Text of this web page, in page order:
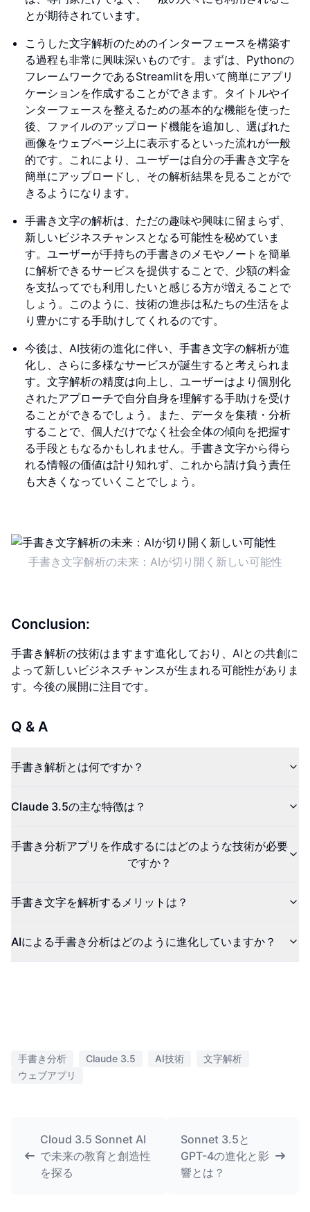
とが期待されています。
こうした文字解析のためのインターフェースを構築す
る過程も非常に興味深いものです。まずは、Pythonの
フレームワークであるStreamlitを用いて簡単にアプリ
ケーションを作成することができます。タイトルやイ
ンターフェースを整えるための基本的な機能を使った
後、ファイルのアップロード機能を追加し、選ばれた
画像をウェブページ上に表示するといった流れが一般
的です。これにより、ユーザーは自分の手書き文字を
簡単にアップロードし、その解析結果を見ることがで
きるようになります。
手書き文字の解析は、ただの趣味や興味に留まらず、
新しいビジネスチャンスとなる可能性を秘めていま
す。ユーザーが手持ちの手書きのメモやノートを簡単
に解析できるサービスを提供することで、少額の料金
を支払ってでも利用したいと感じる方が増えることで
しょう。このように、技術の進歩は私たちの生活をよ
り豊かにする手助けしてくれるのです。
今後は、AI技術の進化に伴い、手書き文字の解析が進
化し、さらに多様なサービスが誕生すると考えられま
す。文字解析の精度は向上し、ユーザーはより個別化
されたアプローチで自分自身を理解する手助けを受け
ることができるでしょう。また、データを集積・分析
することで、個人だけでなく社会全体の傾向を把握す
る手段ともなるかもしれません。手書き文字から得ら
れる情報の価値は計り知れず、これから請け負う責任
も大きくなっていくことでしょう。
手書き文字解析の未来：AIが切り開く新しい可能性
Conclusion:
手書き解析の技術はますます進化しており、AIとの共創に
よって新しいビジネスチャンスが生まれる可能性がありま
す。今後の展開に注目です。
Q & A
手書き解析とは何ですか？
Claude 3.5の主な特徴は？
手書き分析アプリを作成するにはどのような技術が必要
ですか？
手書き文字を解析するメリットは？
AIによる手書き分析はどのように進化していますか？
手書き分析 Claude 3.5 AI技術
文字解析
ウェブアプリ
Cloud 3.5 Sonnet AI
で未来の教育と創造性
を探る
Sonnet 3.5と
GPT-4の進化と影
響とは？